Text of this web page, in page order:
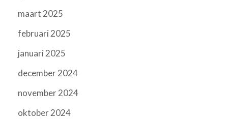
maart 2025
februari 2025
januari 2025
december 2024
november 2024
oktober 2024